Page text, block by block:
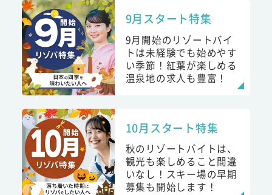
9月スタート特集
9月開始のリゾートバイ
トは未経験でも始めやす
い季節！紅葉が楽しめる
温泉地の求人も豊富！
10月スタート特集
秋のリゾートバイトは、
観光も楽しめること間違
いなし！スキー場の早期
募集も開始します！